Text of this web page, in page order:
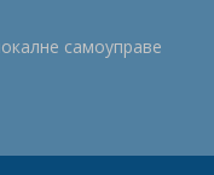
самоуправе